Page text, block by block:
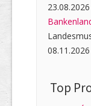
23.08.2026
08.11.2026
Top